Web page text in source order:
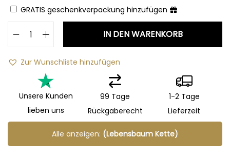
GRATIS geschenkverpackung hinzufügen
IN DEN WARENKORB
Zur Wunschliste hinzufügen
Unsere Kunden
lieben uns
99 Tage
Rückgaberecht
1-2 Tage
Lieferzeit
Alle anzeigen: (Lebensbaum Kette)